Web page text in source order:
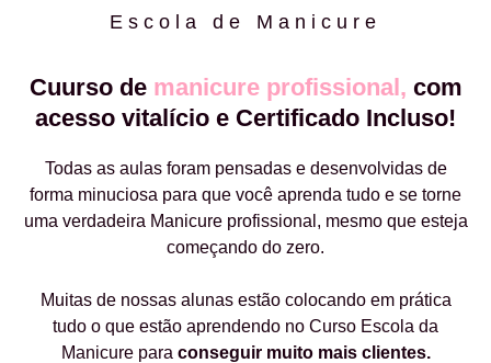
Escola de Manicure
Cuurso de manicure profissional, com
acesso vitalício e Certificado Incluso!
Todas as aulas foram pensadas e desenvolvidas de
forma minuciosa para que você aprenda tudo e se torne
uma verdadeira Manicure profissional, mesmo que esteja
começando do zero.
Muitas de nossas alunas estão colocando em prática
tudo o que estão aprendendo no Curso Escola da
Manicure para conseguir muito mais clientes.